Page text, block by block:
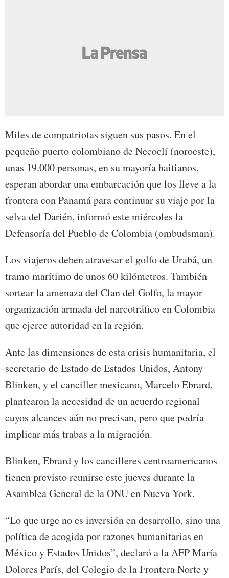
Miles de compatriotas siguen sus pasos. En el
pequeño puerto colombiano de Necoclí (noroeste),
unas 19.000 personas, en su mayoría haitianos,
esperan abordar una embarcación que los lleve a la
frontera con Panamá para continuar su viaje por la
selva del Darién, informó este miércoles la
Defensoría del Pueblo de Colombia (ombudsman).
Los viajeros deben atravesar el golfo de Urabá, un
tramo marítimo de unos 60 kilómetros. También
sortear la amenaza del Clan del Golfo, la mayor
organización armada del narcotráfico en Colombia
que ejerce autoridad en la región.
Ante las dimensiones de esta crisis humanitaria, el
secretario de Estado de Estados Unidos, Antony
Blinken, y el canciller mexicano, Marcelo Ebrard,
plantearon la necesidad de un acuerdo regional
cuyos alcances aún no precisan, pero que podría
implicar más trabas a la migración.
Blinken, Ebrard y los cancilleres centroamericanos
tienen previsto reunirse este jueves durante la
Asamblea General de la ONU en Nueva York.
“Lo que urge no es inversión en desarrollo, sino una
política de acogida por razones humanitarias en
México y Estados Unidos”, declaró a la AFP María
Dolores París, del Colegio de la Frontera Norte y